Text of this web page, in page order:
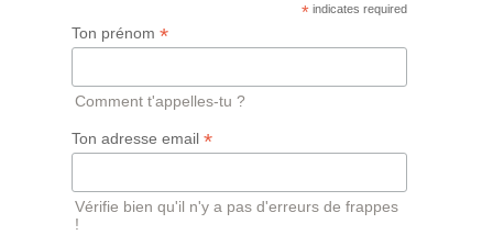
* indicates required
Ton prénom *
Comment t'appelles-tu ?
Ton adresse email *
Vérifie bien qu'il n'y a pas d'erreurs de frappes
!